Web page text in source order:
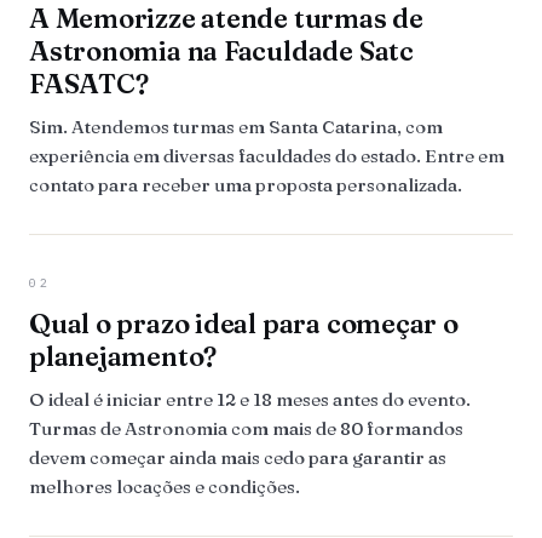
A Memorizze atende turmas de
Astronomia na Faculdade Satc
FASATC?
Sim. Atendemos turmas em Santa Catarina, com
experiência em diversas faculdades do estado. Entre em
contato para receber uma proposta personalizada.
02
Qual o prazo ideal para começar o
planejamento?
O ideal é iniciar entre 12 e 18 meses antes do evento.
Turmas de Astronomia com mais de 80 formandos
devem começar ainda mais cedo para garantir as
melhores locações e condições.